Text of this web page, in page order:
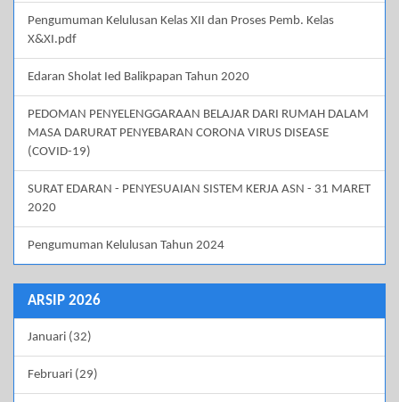
Pengumuman Kelulusan Kelas XII dan Proses Pemb. Kelas
X&XI.pdf
Edaran Sholat Ied Balikpapan Tahun 2020
PEDOMAN PENYELENGGARAAN BELAJAR DARI RUMAH DALAM
MASA DARURAT PENYEBARAN CORONA VIRUS DISEASE
(COVID-19)
SURAT EDARAN - PENYESUAIAN SISTEM KERJA ASN - 31 MARET
2020
Pengumuman Kelulusan Tahun 2024
ARSIP 2026
Januari (32)
Februari (29)